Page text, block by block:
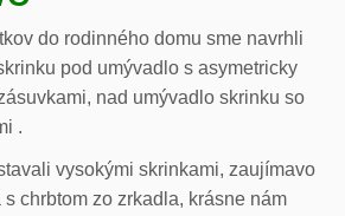
do rodinného domu sme navrhli
pod umývadlo s asymetricky
nad umývadlo skrinku so
.
vysokými skrinkami, zaujímavo
chrbtom zo zrkadla, krásne nám